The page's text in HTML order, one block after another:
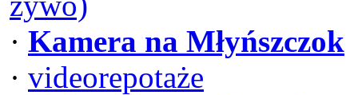
· Kamera na Młyńszczok
· videorepotaże